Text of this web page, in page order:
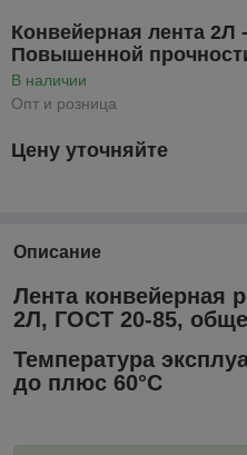
Конвейерная лента 2Л
Повышенной
В наличии
Опт и розница
Цену уточняйте
Описание
Лента конвейерная
2Л, ГОСТ 20-85,
Температура
до плюс 60°С